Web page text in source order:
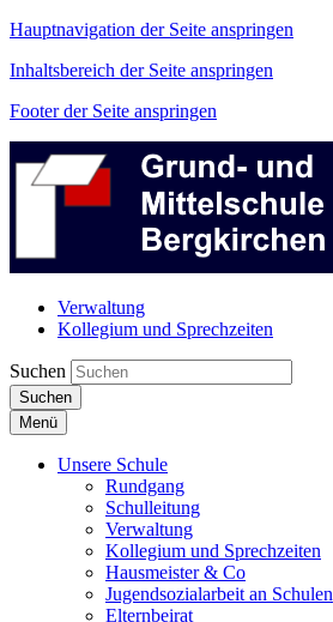
Hauptnavigation der Seite anspringen
Inhaltsbereich der Seite anspringen
Footer der Seite anspringen
Verwaltung
Kollegium und Sprechzeiten
Suchen
Suchen
Menü
Unsere Schule
Rundgang
Schulleitung
Verwaltung
Kollegium und Sprechzeiten
Hausmeister & Co
Jugendsozialarbeit an Schulen
Elternbeirat